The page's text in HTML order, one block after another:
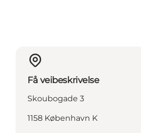
Få veibeskrivelse
Skoubogade 3
1158 København K